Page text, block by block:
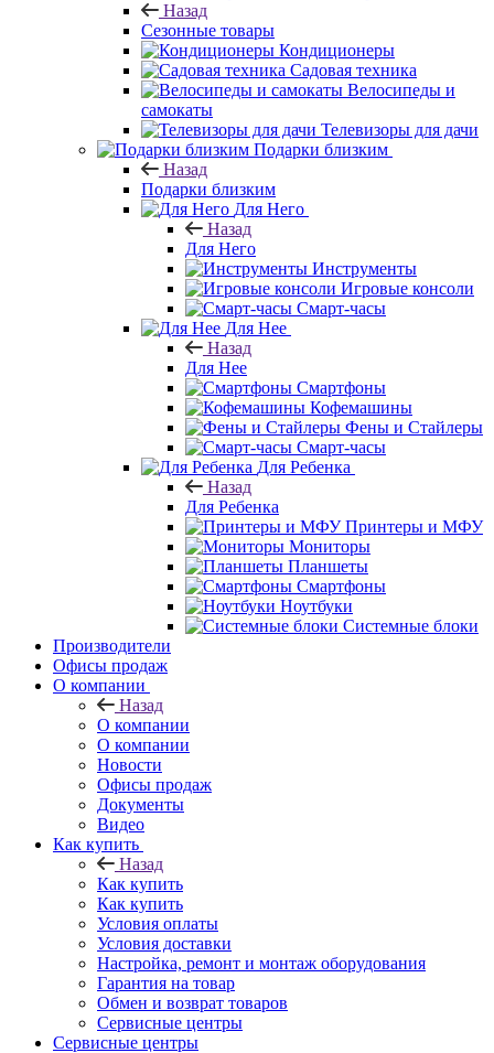
Назад
Сезонные товары
Кондиционеры
Садовая техника
Велосипеды и
самокаты
Телевизоры для дачи
Подарки близким
Назад
Подарки близким
Для Него
Назад
Для Него
Инструменты
Игровые консоли
Смарт-часы
Для Нее
Назад
Для Нее
Смартфоны
Кофемашины
Фены и Стайлеры
Смарт-часы
Для Ребенка
Назад
Для Ребенка
Принтеры и МФУ
Мониторы
Планшеты
Смартфоны
Ноутбуки
Системные блоки
Производители
Офисы продаж
О компании
Назад
О компании
О компании
Новости
Офисы продаж
Документы
Видео
Как купить
Назад
Как купить
Как купить
Условия оплаты
Условия доставки
Настройка, ремонт и монтаж оборудования
Гарантия на товар
Обмен и возврат товаров
Сервисные центры
Сервисные центры